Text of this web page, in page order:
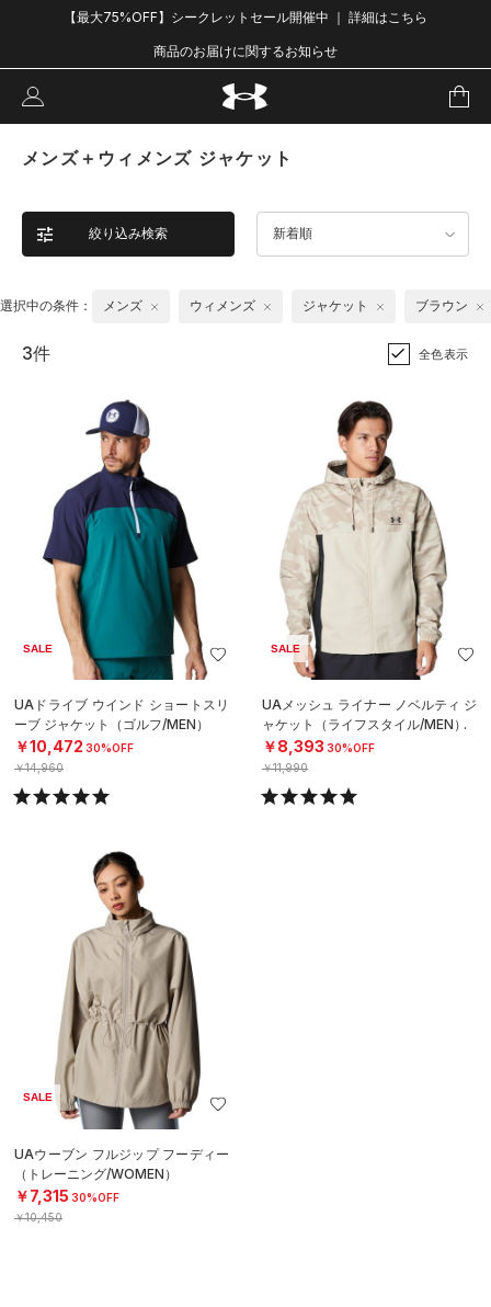
【最大75%OFF】シークレットセール開催中 ｜ 詳細はこちら
商品のお届けに関するお知らせ
メンズ＋ウィメンズ ジャケット
絞り込み検索 新着順
選択中の条件： メンズ ウィメンズ ジャケット ブラウン
3件 全色表示
SALE
UAドライブ ウインド ショートスリ
ーブ ジャケット（ゴルフ/MEN）
￥10,472 30%OFF
￥14,960
SALE
UAメッシュ ライナー ノベルティ ジ
ャケット（ライフスタイル/MEN）
￥8,393 30%OFF
￥11,990
SALE
UAウーブン フルジップ フーディー
（トレーニング/WOMEN）
￥7,315 30%OFF
￥10,450